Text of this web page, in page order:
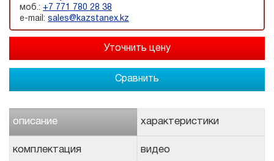
моб.: +7 771 780 28 38
e-mail: sales@kazstanex.kz
Сравнить
описание характеристики
комплектация видео